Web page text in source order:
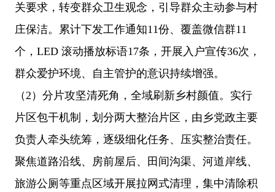
关要求，转变群众卫生观念，引导群众主动参与村
庄保洁。累计下发工作通知11份、覆盖微信群11
个，LED 滚动播放标语17条，开展入户宣传36次，
群众爱护环境、自主管护的意识持续增强。
（2）分片攻坚清死角，全域刷新乡村颜值。实行
片区包干机制，划分两大整治片区，由乡党政主要
负责人牵头统筹，逐级细化任务、压实整治责任。
聚焦道路沿线、房前屋后、田间沟渠、河道岸线、
旅游公厕等重点区域开展拉网式清理，集中清除积